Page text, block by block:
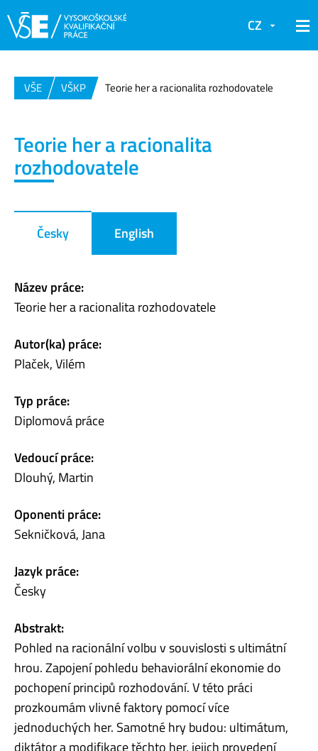
CZ
VŠE VŠKP Teorie her a racionalita rozhodovatele
Teorie her a racionalita
rozhodovatele
Česky English
Název práce:
Teorie her a racionalita rozhodovatele
Autor(ka) práce:
Plaček, Vilém
Typ práce:
Diplomová práce
Vedoucí práce:
Dlouhý, Martin
Oponenti práce:
Sekničková, Jana
Jazyk práce:
Česky
Abstrakt:
Pohled na racionální volbu v souvislosti s ultimátní
hrou. Zapojení pohledu behaviorální ekonomie do
pochopení principů rozhodování. V této práci
prozkoumám vlivné faktory pomocí více
jednoduchých her. Samotné hry budou: ultimátum,
diktátor a modifikace těchto her, jejich provedení